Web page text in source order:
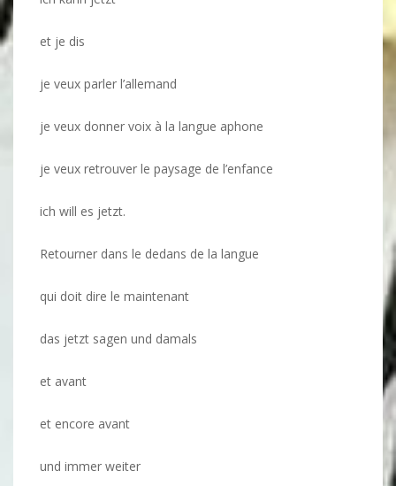
et je dis
je veux parler l’allemand
je veux donner voix à la langue aphone
je veux retrouver le paysage de l’enfance
ich will es jetzt.
Retourner dans le dedans de la langue
qui doit dire le maintenant
das jetzt sagen und damals
et avant
et encore avant
und immer weiter